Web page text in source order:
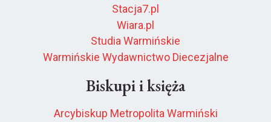
Stacja7.pl
Wiara.pl
Studia Warmińskie
Warmińskie Wydawnictwo Diecezjalne
Biskupi i księża
Arcybiskup Metropolita Warmiński